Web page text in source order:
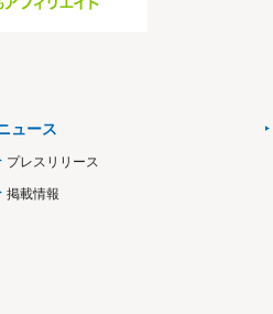
ュース
プレスリリース
掲載情報